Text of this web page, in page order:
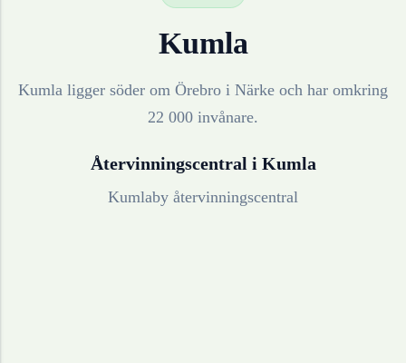
Kumla
Kumla ligger söder om Örebro i Närke och har omkring
22 000 invånare.
Återvinningscentral i Kumla
Kumlaby återvinningscentral